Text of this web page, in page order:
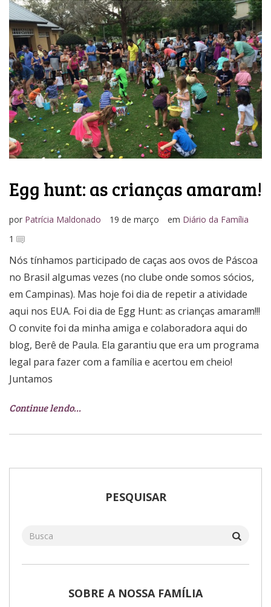
Egg hunt: as crianças amaram!
por Patrícia Maldonado 19 de março em Diário da Família
1
Nós tínhamos participado de caças aos ovos de Páscoa
no Brasil algumas vezes (no clube onde somos sócios,
em Campinas). Mas hoje foi dia de repetir a atividade
aqui nos EUA. Foi dia de Egg Hunt: as crianças amaram!!!
O convite foi da minha amiga e colaboradora aqui do
blog, Berê de Paula. Ela garantiu que era um programa
legal para fazer com a família e acertou em cheio!
Juntamos
Continue lendo…
PESQUISAR
SOBRE A NOSSA FAMÍLIA